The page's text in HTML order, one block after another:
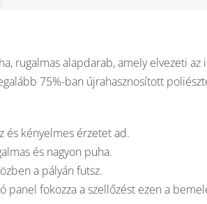
rugalmas alapdarab, amely elvezeti az
75%-ban újrahasznosított
és kényelmes érzetet ad.
és nagyon puha.
a pályán futsz.
panel fokozza a szellőzést ezen a